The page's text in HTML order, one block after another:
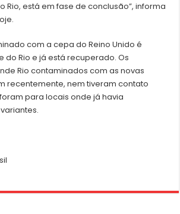
Rio, está em fase de conclusão”, informa
com a cepa do Reino Unido é
Rio e já está recuperado. Os
Rio contaminados com as novas
recentemente, nem tiveram contato
para locais onde já havia